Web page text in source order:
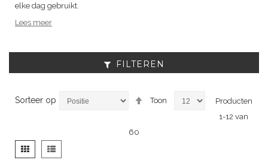
elke dag gebruikt.
Lees meer
FILTEREN
Sorteer op
Van
Toon
Producten
1-12 van
60
Tonen
als
Foto-
tabel
Lijst